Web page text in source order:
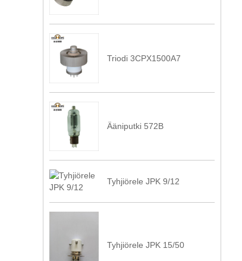
Triodi 3CPX1500A7
Ääniputki 572B
Tyhjiörele JPK 9/12
Tyhjiörele JPK 15/50